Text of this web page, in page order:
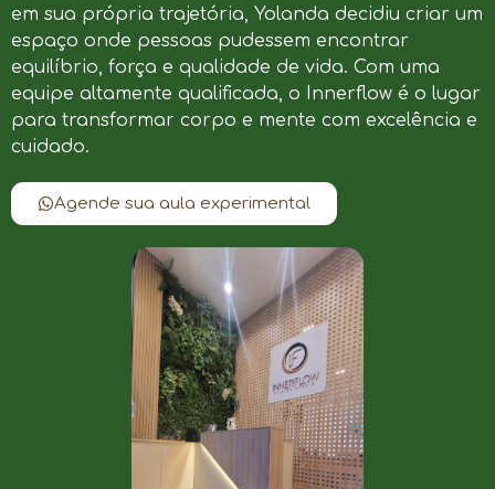
em sua própria trajetória, Yolanda decidiu criar um
espaço onde pessoas pudessem encontrar
equilíbrio, força e qualidade de vida. Com uma
equipe altamente qualificada, o Innerflow é o lugar
para transformar corpo e mente com excelência e
cuidado.
Agende sua aula experimental